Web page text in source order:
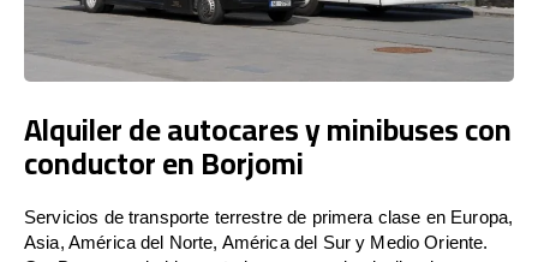
Alquiler de autocares y minibuses con
conductor en Borjomi
Servicios de transporte terrestre de primera clase en Europa,
Asia, América del Norte, América del Sur y Medio Oriente.